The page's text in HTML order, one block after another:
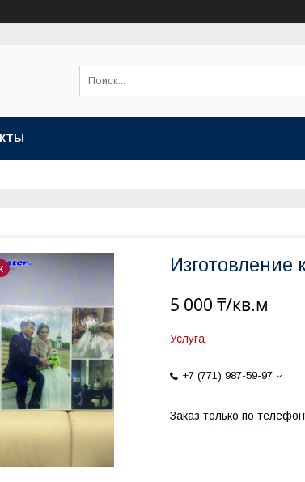
Изготовление
5 000 ₸/кв.м
Услуга
+7 (771) 987-59-97
Заказ только по